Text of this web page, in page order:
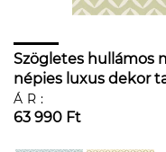
Szögletes hullámos
népies luxus dekor
ÁR:
63 990 Ft